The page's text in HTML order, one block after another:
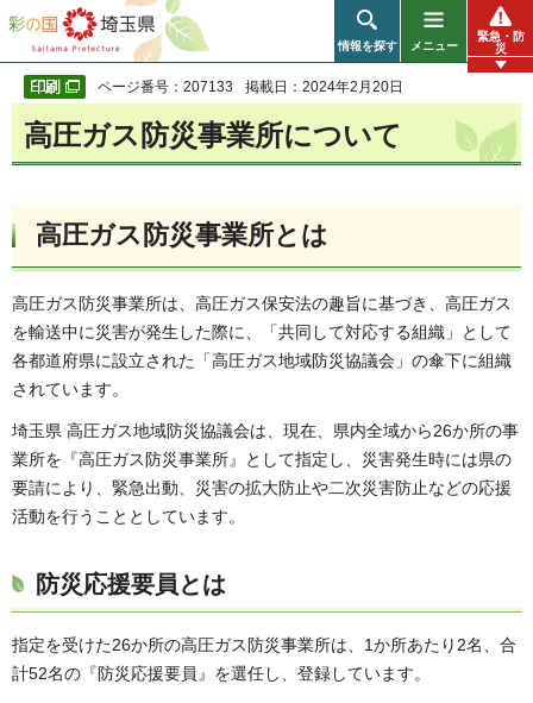
彩の国 埼玉県
情報を探す メニュー
緊急・防
災
ページ番号：207133 掲載日：2024年2月20日
高圧ガス防災事業所について
高圧ガス防災事業所とは
高圧ガス防災事業所は、高圧ガス保安法の趣旨に基づき、高圧ガス
を輸送中に災害が発生した際に、「共同して対応する組織」として
各都道府県に設立された「高圧ガス地域防災協議会」の傘下に組織
されています。
埼玉県 高圧ガス地域防災協議会は、現在、県内全域から26か所の事
業所を『高圧ガス防災事業所』として指定し、災害発生時には県の
要請により、緊急出動、災害の拡大防止や二次災害防止などの応援
活動を行うこととしています。
防災応援要員とは
指定を受けた26か所の高圧ガス防災事業所は、1か所あたり2名、合
計52名の『防災応援要員』を選任し、登録しています。